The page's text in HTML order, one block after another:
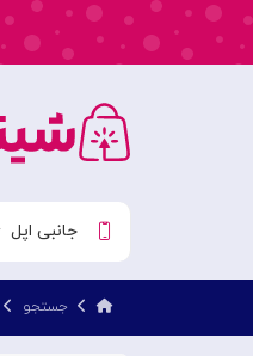
جانبی اپل
جستجو